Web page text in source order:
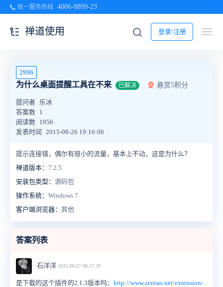
统一服务热线 4006-8899-23
登录/注册
禅道使用
2996
为什么桌面提醒工具在不来 已解决 悬赏5积分
提问者 乐冰
答案数 1
阅读数 1956
发表时间
2015-08-26 19:16:06
提示连接错，偶尔有很小的流量，基本上不动，这是为什么？
禅道版本： 7.2.5
安装包类型： 源码包
操作系统： Windows 7
客户端浏览器： 其他
答案列表
石洋洋 2015-08-27 08:57:29
是下载的这个插件的2.1.3版本吗： http://www.zentao.net/extension-